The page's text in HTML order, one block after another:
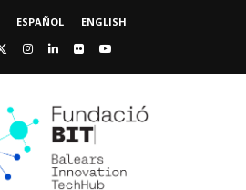
ESPAÑOL ENGLISH